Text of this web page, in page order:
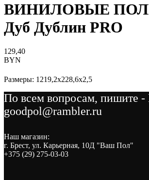
ВИНИЛОВЫЕ
Дуб Дублин PRO
129,40
BYN
Размеры: 1219,2x228,6x2,5
По всем вопросам, пишите -
goodpol@rambler.ru
Наш магазин:
г. Брест, ул. Карьерная, 10Д "Ваш Пол"
+375 (29) 275-03-03